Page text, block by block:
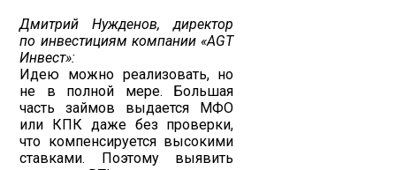
Дмитрий Нужденов, директор
по инвестициям компании «AGT
Инвест»:
Идею можно реализовать, но
не в полной мере. Большая
часть займов выдается МФО
или КПК даже без проверки,
что компенсируется высокими
ставками. Поэтому выявить